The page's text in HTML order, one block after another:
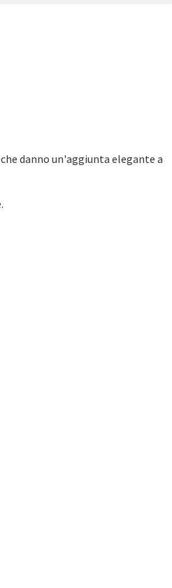
danno un'aggiunta elegante a